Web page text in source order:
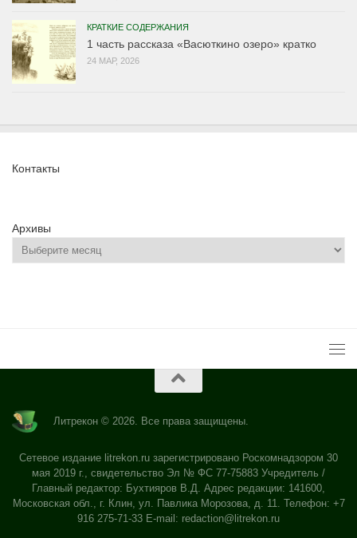
КРАТКИЕ СОДЕРЖАНИЯ
1 часть рассказа «Васюткино озеро» кратко
24 МАР, 2026
Контакты
Архивы
Литрекон © 2026. Все права защищены.
Сетевое издание litrekon.ru зарегистрировано Роскомнадзором 30
мая 2019 г., свидетельство Эл № ФС 77-75883 Учредитель /
Главный редактор: Бухтияров В.Д. Адрес редакции: 141600,
Московская обл., г. Клин, ул. Павлика Морозова, д. 11. Телефон: +7
916 275-71-33 E-mail: redaction@litrekon.ru